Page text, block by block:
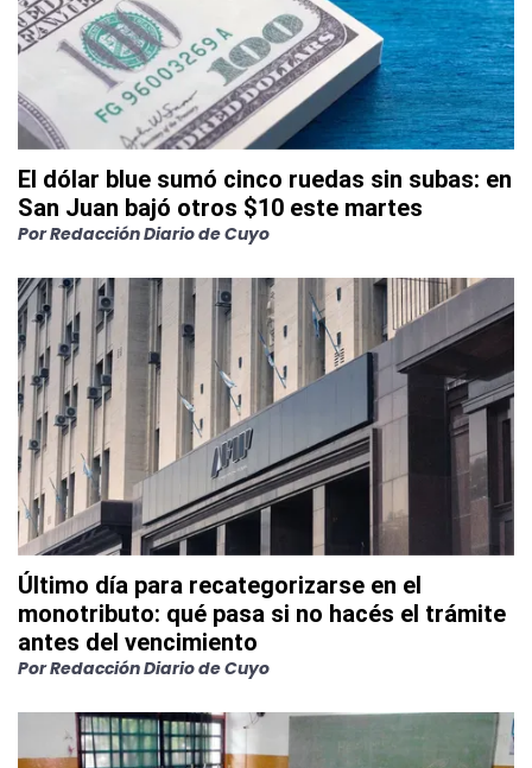
El dólar blue sumó cinco ruedas sin subas: en
San Juan bajó otros $10 este martes
PorRedacción Diario de Cuyo
Último día para recategorizarse en el
monotributo: qué pasa si no hacés el trámite
antes del vencimiento
PorRedacción Diario de Cuyo